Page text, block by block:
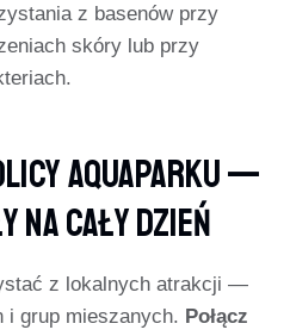
z basenów przy
skóry lub przy
Aquaparku —
Na Cały Dzień
z lokalnych atrakcji —
i grup mieszanych. Połącz